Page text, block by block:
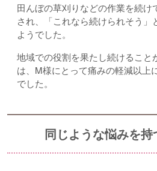
田んぼの草刈りなどの作業を続け
され、「これなら続けられそう」
ようでした。
地域での役割を果たし続けること
は、M様にとって痛みの軽減以上
でした。
同じような悩みを